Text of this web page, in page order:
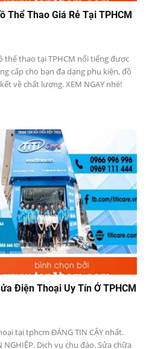
Thể Thao Giá Rẻ Tại TPHCM
thể thao tại TPHCM nổi tiếng được
cấp cho bạn đa dạng phụ kiện, đồ
về chất lượng. XEM NGAY nhé!
Điện Thoại Uy Tín Ở TPHCM
tại tphcm ĐÁNG TIN CẬY nhất.
Dịch vụ chu đáo. Sửa chữa